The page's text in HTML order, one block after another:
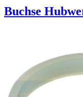
Buchse